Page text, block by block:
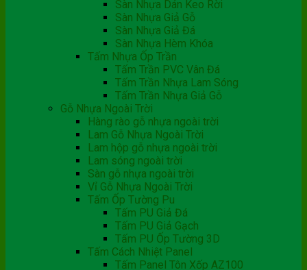
Sàn Nhựa Dán Keo Rời
Sàn Nhựa Giả Gỗ
Sàn Nhựa Giả Đá
Sàn Nhựa Hèm Khóa
Tấm Nhựa Ốp Trần
Tấm Trần PVC Vân Đá
Tấm Trần Nhựa Lam Sóng
Tấm Trần Nhựa Giả Gỗ
Gỗ Nhựa Ngoài Trời
Hàng rào gỗ nhựa ngoài trời
Lam Gỗ Nhựa Ngoài Trời
Lam hộp gỗ nhựa ngoài trời
Lam sóng ngoài trời
Sàn gỗ nhựa ngoài trời
Vỉ Gỗ Nhựa Ngoài Trời
Tấm Ốp Tường Pu
Tấm PU Giả Đá
Tấm PU Giả Gạch
Tấm PU Ốp Tường 3D
Tấm Cách Nhiệt Panel
Tấm Panel Tôn Xốp AZ100